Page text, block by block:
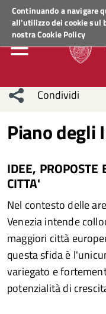
Continuando a navigare
all'utilizzo dei cookie sul
nostraCookie Policy
Regione VenetoACCEDI AI
Condividi
network
Condividi
Piano degli
IDEE, PROPOSTE
CITTA'
Nel contesto delle
Venezia intende
maggiori città
questa sfida è
variegato e
potenzialità di